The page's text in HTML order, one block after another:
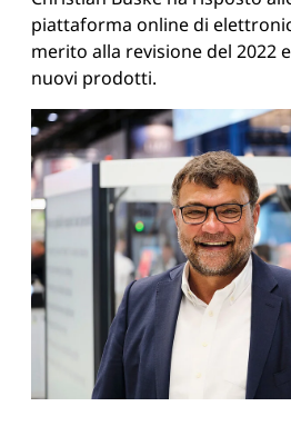
piattaforma online di
merito alla revisione del 2022
nuovi prodotti.